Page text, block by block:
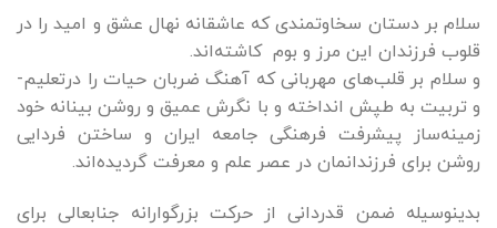
سلام بر دستان سخاوتمندی که عاشقانه نهال عشق و امید را در
قلوب فرزندان این مرز و بوم کاشته‌­اند.
و سلام­ بر قلب­‌های مهربانی که آهنگ ضربان حیات را درتعلیم­
و تربیت به طپش انداخته و با نگرش عمیق و روشن بینانه خود
زمینه‌ساز پیشرفت فرهنگی جامعه ایران و ساختن فردایی
روشن برای فرزندانمان در عصر علم و معرفت گردیده­‌اند.
بدینوسیله ضمن قدردانی از حرکت بزرگوارانه ­جنابعالی برای